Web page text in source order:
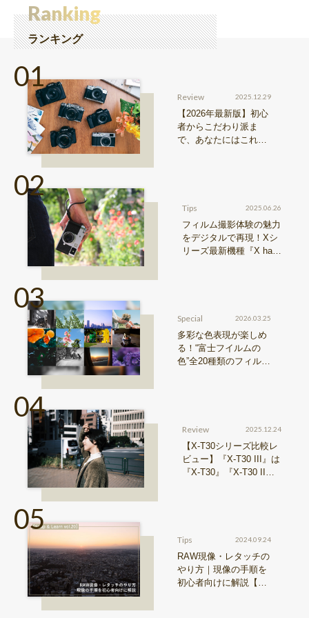
Ranking
ランキング
Review 2025.12.29
【2026年最新版】初心
者からこだわり派ま
で、あなたにはこれが
Tips 2025.06.26
フィルム撮影体験の魅力
をデジタルで再現！Xシ
リーズ最新機種『X hal
Special 2026.03.25
多彩な色表現が楽しめ
る！“富士フイルムの
色”全20種類のフィルム
Review 2025.12.24
【X-T30シリーズ比較レ
ビュー】『X-T30 III』は
『X-T30』『X-T30 II』
Tips 2024.09.24
RAW現像・レタッチの
やり方｜現像の手順を
初心者向けに解説【Sn